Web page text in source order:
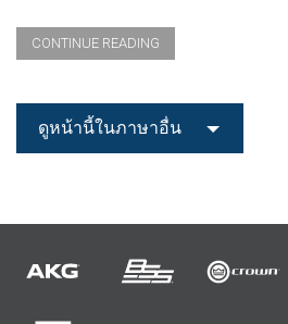
CONTINUE READING
ดูหน้านี้ในภาษาอื่น